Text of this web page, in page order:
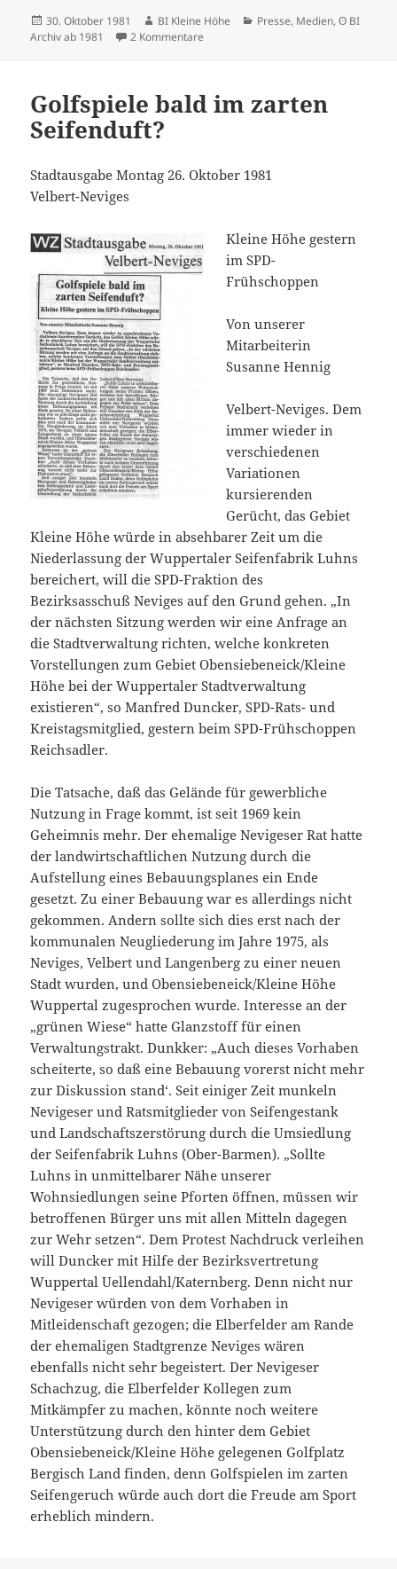
Veröffentlicht
am
30. Oktober 1981 Autor
BI Kleine Höhe Kategorien
Presse, Medien,ʘ BI
Archiv ab 1981
2 Kommentare
Golfspiele bald im zarten
Seifenduft?
Stadtausgabе Montag 26. Oktober 1981
Velbert-Neviges
Kleine Höhe gestern
im SPD-
Frühschoppen
Von unserer
Mitarbeiterin
Susanne Hennig
Velbert-Neviges. Dem
immer wieder in
verschiedenen
Variationen
kursierenden
Gerücht, das Gebiet
Kleine Höhe würde in absehbarer Zeit um die
Niederlassung der Wuppertaler Seifenfabrik Luhns
bereichert, will die SPD-Fraktion des
Bezirksasschuß Neviges auf den Grund gehen. „In
der nächsten Sitzung werden wir eine Anfrage an
die Stadtverwaltung richten, welche konkreten
Vorstellungen zum Gebiet Obensiebeneick/Kleine
Höhe bei der Wuppertaler Stadtverwaltung
existieren“, so Manfred Duncker, SPD-Rats- und
Kreistagsmitglied, gestern beim SPD-Frühschoppen
Reichsadler.
Die Tatsache, daß das Gelände für gewerbliche
Nutzung in Frage kommt, ist seit 1969 kein
Geheimnis mehr. Der ehemalige Nevigeser Rat hatte
der landwirtschaftlichen Nutzung durch die
Aufstellung eines Bebauungsplanes ein Ende
gesetzt. Zu einer Bebauung war es allerdings nicht
gekommen. Andern sollte sich dies erst nach der
kommunalen Neugliederung im Jahre 1975, als
Neviges, Velbert und Langenberg zu einer neuen
Stadt wurden, und Obensiebeneick/Kleine Höhe
Wuppertal zugesprochen wurde. Interesse an der
„grünen Wiese“ hatte Glanzstoff für einen
Verwaltungstrakt. Dunkker: „Auch dieses Vorhaben
scheiterte, so daß eine Bebauung vorerst nicht mehr
zur Diskussion stand‘. Seit einiger Zeit munkeln
Nevigeser und Ratsmitglieder von Seifengestank
und Landschaftszerstörung durch die Umsiedlung
der SeifenfabrikLuhns (Ober-Barmen). „Sollte
Luhns in unmittelbarer Nähe unserer
Wohnsiedlungen seine Pforten öffnen, müssen wir
betroffenen Bürger uns mit allen Mitteln dagegen
zur Wehr setzen“. Dem Protest Nachdruck verleihen
will Duncker mit Hilfe der Bezirksvertretung
Wuppertal Uellendahl/Katernberg. Denn nicht nur
Nevigeser würden von dem Vorhaben in
Mitleidenschaft gezogen; die Elberfelder am Rande
der ehemaligen Stadtgrenze Neviges wären
ebenfalls nicht sehr begeistert. Der Nevigeser
Schachzug, die Elberfelder Kollegen zum
Mitkämpfer zu machen, könnte noch weitere
Unterstützung durch den hinter dem Gebiet
Obensiebeneick/Kleine Höhe gelegenen Golfplatz
Bergisch Land finden, denn Golfspielen im zarten
Seifengeruch würde auch dort die Freude am Sport
erheblich mindern.